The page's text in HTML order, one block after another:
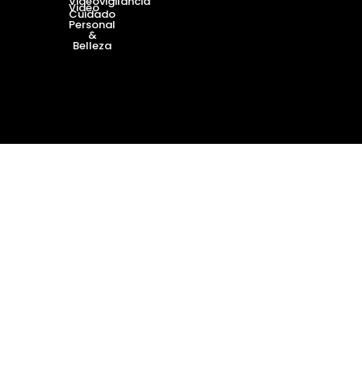
Video
Cuidado
Personal
&
Belleza